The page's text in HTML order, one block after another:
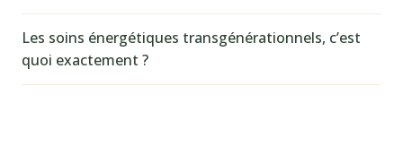
Les soins énergétiques transgénérationnels, c’est
quoi exactement ?